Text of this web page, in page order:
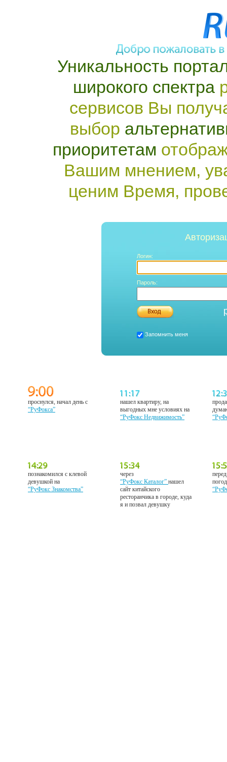
Уникальность
широкого спектра
сервисов Вы
выбор
приоритетам
Вашим мнением,
ценим Время,
Логин:
Пароль:
Запомнить меня
проснулся, начал день с
“РуФокса”
нашел квартиру, на
выгодных мне условиях на
“РуФокс Недвижимость”
познакомился с клевой
девушкой на
“РуФокс Знакомства”
через
“РуФокс Каталог”нашел
сайт китайского
ресторанчика в городе, куда
я и позвал девушку